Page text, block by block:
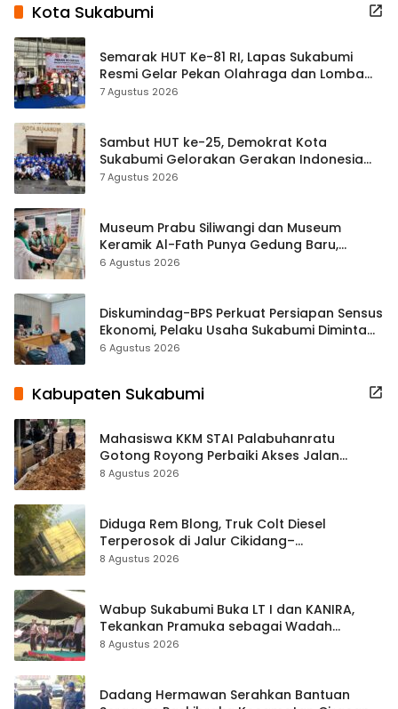
Kota Sukabumi
Semarak HUT Ke-81 RI, Lapas Sukabumi
Resmi Gelar Pekan Olahraga dan Lomba
Tradisional
7 Agustus 2026
Sambut HUT ke-25, Demokrat Kota
Sukabumi Gelorakan Gerakan Indonesia
ASRI Lewat Aksi Bersih Masjid Agung
7 Agustus 2026
Museum Prabu Siliwangi dan Museum
Keramik Al-Fath Punya Gedung Baru,
Hampir 500 Koleksi Dipisahkan
6 Agustus 2026
Diskumindag-BPS Perkuat Persiapan Sensus
Ekonomi, Pelaku Usaha Sukabumi Diminta
Terbuka Beri Data
6 Agustus 2026
Kabupaten Sukabumi
Mahasiswa KKM STAI Palabuhanratu
Gotong Royong Perbaiki Akses Jalan
Majelis Ta’lim di Sagaranten
8 Agustus 2026
Diduga Rem Blong, Truk Colt Diesel
Terperosok di Jalur Cikidang–
Palabuhanratu
8 Agustus 2026
Wabup Sukabumi Buka LT I dan KANIRA,
Tekankan Pramuka sebagai Wadah
Pembentukan Karakter
8 Agustus 2026
Dadang Hermawan Serahkan Bantuan